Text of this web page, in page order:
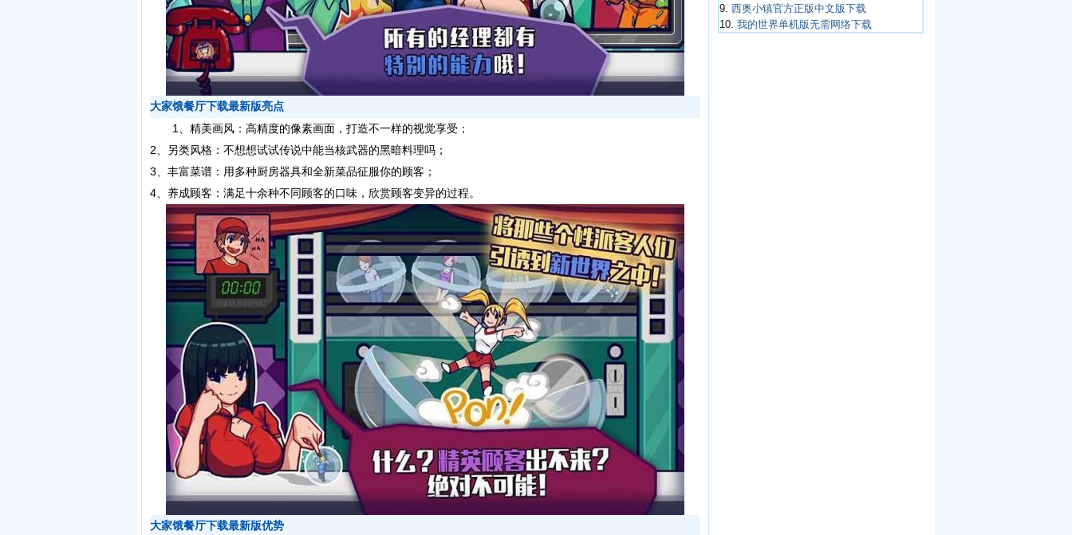
大家饿餐厅下载最新版亮点
1、精美画风：高精度的像素画面，打造不一样的视觉享受；
2、另类风格：不想想试试传说中能当核武器的黑暗料理吗；
3、丰富菜谱：用多种厨房器具和全新菜品征服你的顾客；
4、养成顾客：满足十余种不同顾客的口味，欣赏顾客变异的过程。
大家饿餐厅下载最新版优势
9. 西奥小镇官方正版中文版下载
10. 我的世界单机版无需网络下载